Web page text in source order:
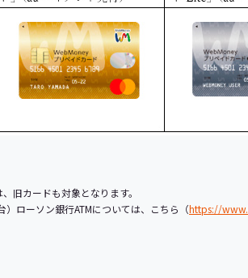
旧カードも対象となります。
ローソン銀行ATMについては、こちら（https://